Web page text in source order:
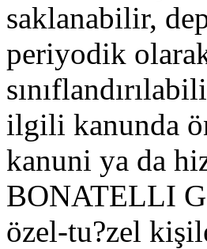
saklanabilir,
periyodik
ilgili kanunda
kanuni ya da
BONATELLI
özel-tu?zel